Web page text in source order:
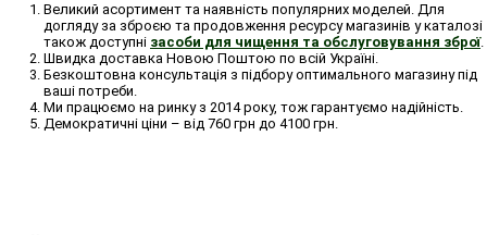
Великий асортимент та наявність популярних моделей. Для
догляду за зброєю та продовження ресурсу магазинів у каталозі
також доступні засоби для чищення та обслуговування зброї.
Швидка доставка Новою Поштою по всій Україні.
Безкоштовна консультація з підбору оптимального магазину під
ваші потреби.
Ми працюємо на ринку з 2014 року, тож гарантуємо надійність.
Демократичні ціни – від 760 грн до 4100 грн.